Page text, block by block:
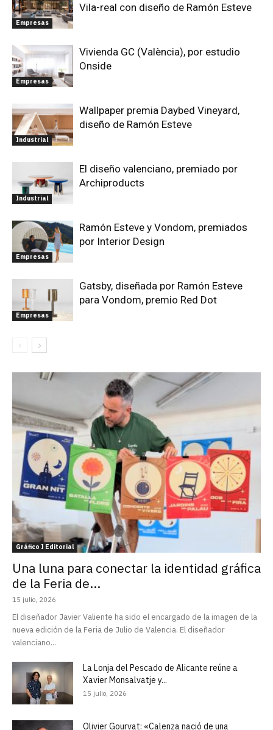
Empresas
Vila-real con diseño de Ramón Esteve
Empresas
Vivienda GC (València), por estudio
Onside
Industrial
Wallpaper premia Daybed Vineyard,
diseño de Ramón Esteve
Industrial
El diseño valenciano, premiado por
Archiproducts
Empresas
Ramón Esteve y Vondom, premiados
por Interior Design
Empresas
Gatsby, diseñada por Ramón Esteve
para Vondom, premio Red Dot
Gráfico I Editorial
Una luna para conectar la identidad gráfica
de la Feria de...
15 julio, 2026
El diseñador Javier Valiente ha sido el encargado de la imagen de la
nueva edición de la Feria de Julio de Valencia. El diseñador
valenciano...
La Lonja del Pescado de Alicante reúne a
Xavier Monsalvatje y...
15 julio, 2026
Olivier Gourvat: «Calenza nació de una